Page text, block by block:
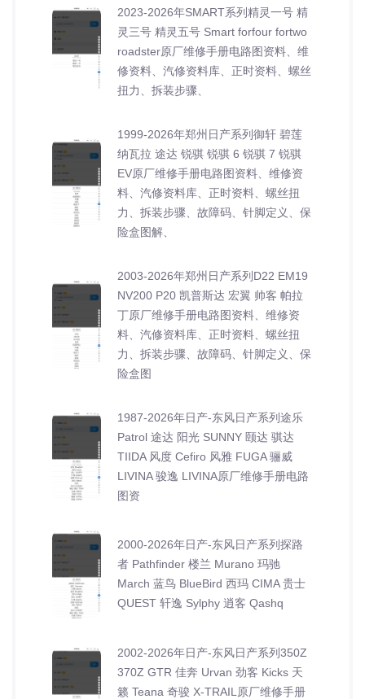
2023-2026年SMART系列精灵一号 精
灵三号 精灵五号 Smart forfour fortwo
roadster原厂维修手册电路图资料、维
修资料、汽修资料库、正时资料、螺丝
扭力、拆装步骤、
1999-2026年郑州日产系列御轩 碧莲
纳瓦拉 途达 锐骐 锐骐 6 锐骐 7 锐骐
EV原厂维修手册电路图资料、维修资
料、汽修资料库、正时资料、螺丝扭
力、拆装步骤、故障码、针脚定义、保
险盒图解、
2003-2026年郑州日产系列D22 EM19
NV200 P20 凯普斯达 宏翼 帅客 帕拉
丁原厂维修手册电路图资料、维修资
料、汽修资料库、正时资料、螺丝扭
力、拆装步骤、故障码、针脚定义、保
险盒图
1987-2026年日产-东风日产系列途乐
Patrol 途达 阳光 SUNNY 颐达 骐达
TIIDA 风度 Cefiro 风雅 FUGA 骊威
LIVINA 骏逸 LIVINA原厂维修手册电路
图资
2000-2026年日产-东风日产系列探路
者 Pathfinder 楼兰 Murano 玛驰
March 蓝鸟 BlueBird 西玛 CIMA 贵士
QUEST 轩逸 Sylphy 逍客 Qashq
2002-2026年日产-东风日产系列350Z
370Z GTR 佳奔 Urvan 劲客 Kicks 天
籁 Teana 奇骏 X-TRAIL原厂维修手册